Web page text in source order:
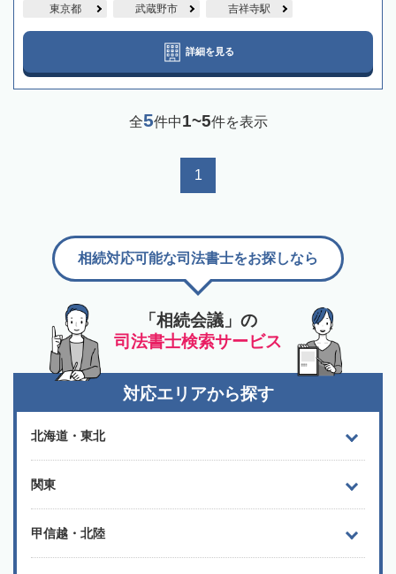
東京都 武蔵野市 吉祥寺駅
詳細を見る
全5件中1~5件を表示
1
「相続会議」の
司法書士検索サービス
相続対応可能な司法書士をお探しなら
対応エリアから探す
北海道・東北
関東
甲信越・北陸